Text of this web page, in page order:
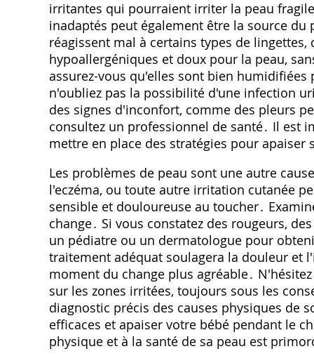
irritantes qui pourraient irriter la peau
inadaptés peut également être la source
réagissent mal à certains types de
hypoallergéniques et doux pour la peau,
assurez-vous qu'elles sont bien
n'oubliez pas la possibilité d'une infection
des signes d'inconfort, comme des pleurs
consultez un professionnel de santé․ Il est
mettre en place des stratégies pour apaiser
Les problèmes de peau sont une autre
l'eczéma, ou toute autre irritation cutanée
sensible et douloureuse au toucher․
change․ Si vous constatez des rougeurs,
un pédiatre ou un dermatologue pour
traitement adéquat soulagera la douleur et
moment du change plus agréable․
sur les zones irritées, toujours sous les
diagnostic précis des causes physiques de
efficaces et apaiser votre bébé pendant le
physique et à la santé de sa peau est